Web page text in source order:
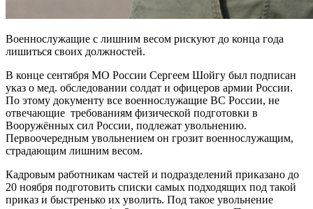
Военнослужащие с лишним весом рискуют до конца года
лишиться своих должностей.
В конце сентября МО России Сергеем Шойгу был подписан
указ о мед. обследовании солдат и офицеров армии России.
По этому документу все военнослужащие ВС России, не
отвечающие требованиям физической подготовки в
Вооружённых сил России, подлежат увольнению.
Первоочередным увольнением он грозит военнослужащим,
страдающим лишним весом.
Кадровым работникам частей и подразделений приказано до
20 ноября подготовить списки самых подходящих под такой
приказ и быстренько их уволить. Под такое увольнение